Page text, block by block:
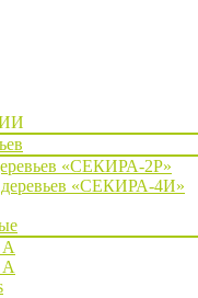
«СЕКИРА-2Р»
«СЕКИРА-4И»
А
А